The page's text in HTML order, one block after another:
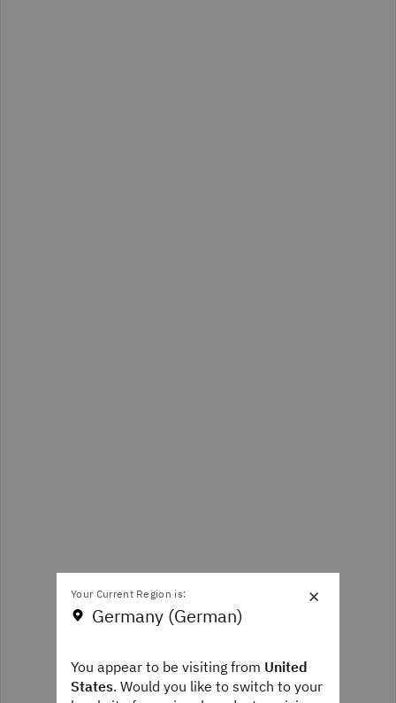
×
Your Current Region is:
Germany (German)
You appear to be visiting from United
States. Would you like to switch to your